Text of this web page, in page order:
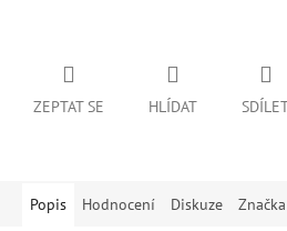
ZEPTAT SE HLÍDAT
Popis Hodnocení Diskuze Značka